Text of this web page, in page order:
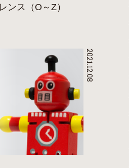
ンス（O～Z）
2021.12.08